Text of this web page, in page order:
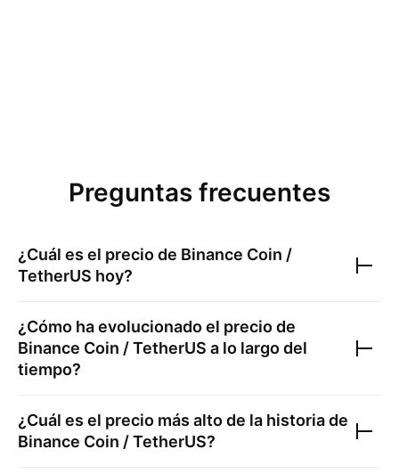
Preguntas frecuentes
¿Cuál es el precio de Binance Coin /
TetherUS hoy?
¿Cómo ha evolucionado el precio de
Binance Coin / TetherUS a lo largo del
tiempo?
¿Cuál es el precio más alto de la historia de
Binance Coin / TetherUS?